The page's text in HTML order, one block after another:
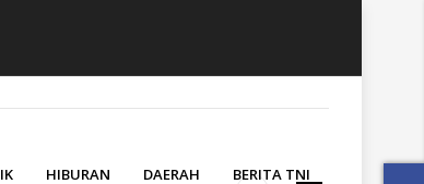
HIBURAN DAERAH BERITA TNI